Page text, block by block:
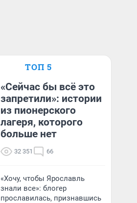
ТОП 5
«Сейчас бы всё это
запретили»: истории
из пионерского
лагеря, которого
больше нет
32 351 66
«Хочу, чтобы Ярославль
знали все»: блогер
прославилась, признавшись